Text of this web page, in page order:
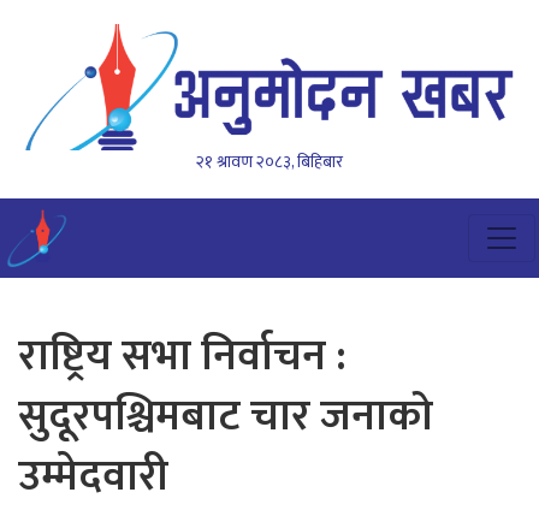
२१ श्रावण २०८३, बिहिबार
राष्ट्रिय सभा निर्वाचन :
सुदूरपश्चिमबाट चार जनाको
उम्मेदवारी